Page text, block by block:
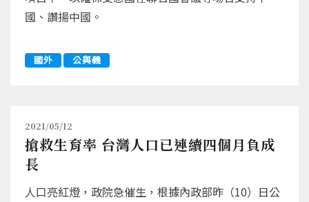
國、讚揚中國。
國外 公與義
2021/05/12
搶救生育率 台灣人口已連續四個月負成
長
人口亮紅燈，政院急催生，根據內政部昨（10）日公